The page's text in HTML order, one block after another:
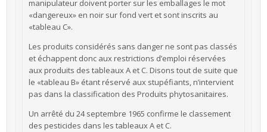
manipulateur doivent porter sur les emballages le mot
«dangereux» en noir sur fond vert et sont inscrits au
«tableau C».
Les produits considérés sans danger ne sont pas classés
et échappent donc aux restrictions d’emploi réservées
aux produits des tableaux A et C. Disons tout de suite que
le «tableau B» étant réservé aux stupéfiants, n’intervient
pas dans la classification des Produits phytosanitaires.
Un arrêté du 24 septembre 1965 confirme le classement
des pesticides dans les tableaux A et C.